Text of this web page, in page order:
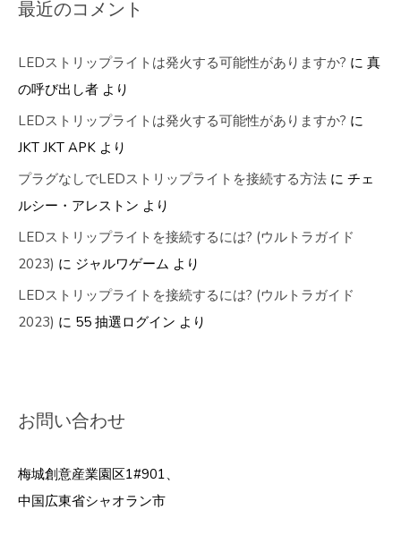
最近のコメント
LEDストリップライトは発火する可能性がありますか? に 真
の呼び出し者 より
LEDストリップライトは発火する可能性がありますか? に
JKT JKT APK より
プラグなしでLEDストリップライトを接続する方法 に チェ
ルシー・アレストン より
LEDストリップライトを接続するには? (ウルトラガイド
2023) に ジャルワゲーム より
LEDストリップライトを接続するには? (ウルトラガイド
2023) に 55 抽選ログイン より
お問い合わせ
梅城創意産業園区1#901、
中国広東省シャオラン市